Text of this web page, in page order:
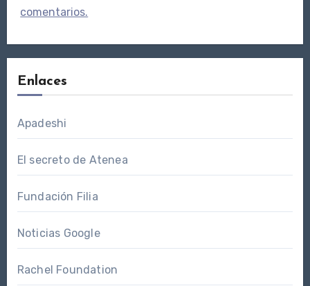
comentarios.
Enlaces
Apadeshi
El secreto de Atenea
Fundación Filia
Noticias Google
Rachel Foundation